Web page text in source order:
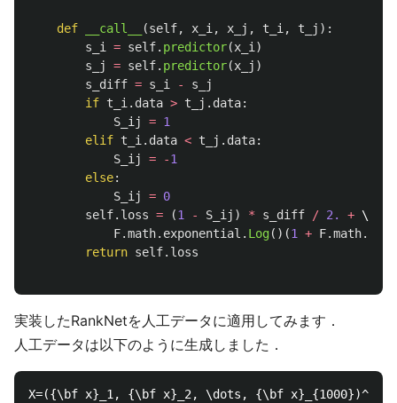
def __call__ (self, x_i , x_j , t_i , t_j ):
s_i
= self. predictor(x_i )
s_j
= self. predictor(x_j )
s_diff = s_i -
s_j
if t_i . data > t_j . data:
S_ij
= 1
elif t_i . data < t_j . data:
S_ij
= -1
else:
S_ij
= 0
self. loss = (1 - S_ij ) * s_diff / 2. + \
F.math. exponential . Log()(1 + F.math.
return self. loss
実装したRankNetを人工データに適用してみます．
人工データは以下のように生成しました．
X=({\bf x}_1, {\bf x}_2, \dots, {\bf